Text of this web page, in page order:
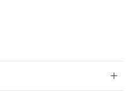
するお客様との取